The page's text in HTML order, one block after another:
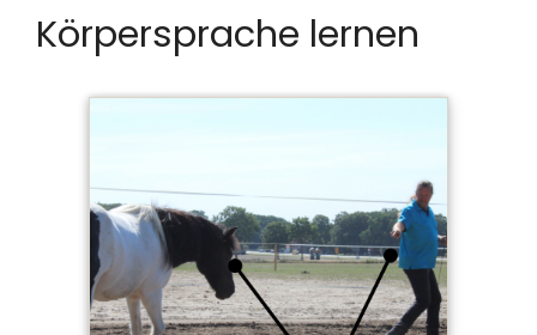
Körpersprache lernen